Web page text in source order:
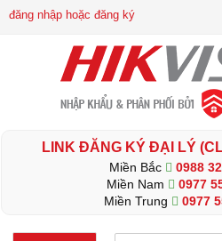
đăng nhập hoặc đăng ký
LINK ĐĂNG KÝ ĐẠI LÝ
Miền Bắc
0988
Miền Nam
0977
Miền Trung
0977